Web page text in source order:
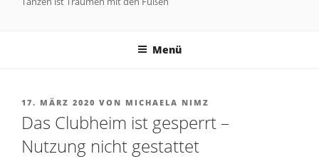
Menü
17. MÄRZ 2020 VON MICHAELA NIMZ
Das Clubheim ist gesperrt –
Nutzung nicht gestattet